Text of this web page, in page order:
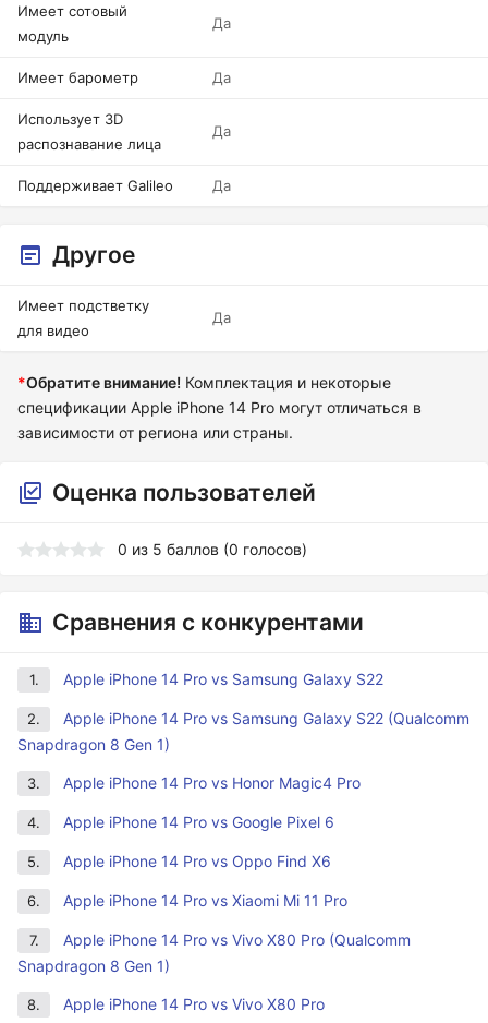
Имеет сотовый
модуль
Да
Имеет барометр Да
Использует 3D
распознавание лица
Да
Поддерживает Galileo Да
Другое
Имеет подстветку
для видео
Да
*Обратите внимание! Комплектация и некоторые
спецификации Apple iPhone 14 Pro могут отличаться в
зависимости от региона или страны.
Оценка пользователей
0 из 5 баллов (0 голосов)
Сравнения с конкурентами
1. Apple iPhone 14 Pro vs Samsung Galaxy S22
2.
Apple iPhone 14 Pro vs Samsung Galaxy S22 (Qualcomm
Snapdragon 8 Gen 1)
3. Apple iPhone 14 Pro vs Honor Magic4 Pro
4. Apple iPhone 14 Pro vs Google Pixel 6
5. Apple iPhone 14 Pro vs Oppo Find X6
6. Apple iPhone 14 Pro vs Xiaomi Mi 11 Pro
7.
Apple iPhone 14 Pro vs Vivo X80 Pro (Qualcomm
Snapdragon 8 Gen 1)
8. Apple iPhone 14 Pro vs Vivo X80 Pro